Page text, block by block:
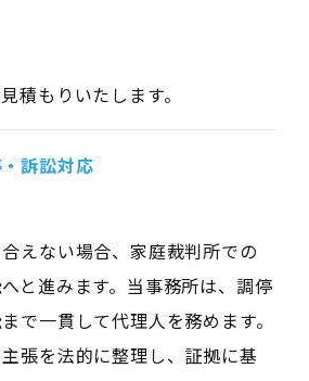
積もりいたします。
訴訟対応
えない場合、家庭裁判所での
と進みます。当事務所は、調停
で一貫して代理人を務めます。
張を法的に整理し、証拠に基